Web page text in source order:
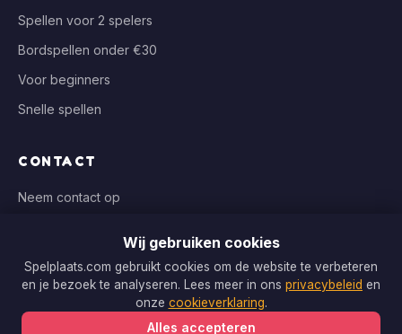
Spellen voor 2 spelers
Bordspellen onder €30
Voor beginners
Snelle spellen
CONTACT
Neem contact op
WIJ VERGELIJKEN BIJ
Bol.com, Spellenrijk, Boardgameshop.nl
Wij gebruiken cookies
Spelplaats.com gebruikt cookies om de website te verbeteren
en je bezoek te analyseren. Lees meer in ons privacybeleid en
onze cookieverklaring.
Alles accepteren